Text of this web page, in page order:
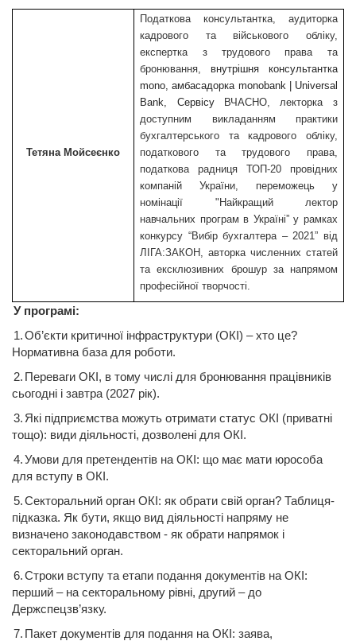
Тетяна Мойсеєнко
Податковаконсультантка, аудиторка
кадрового та військового обліку,
експертказ трудового права та
бронювання, внутрішня консультантка
mono,амбасадорка monobank| Universal
Bank, Сервісу ВЧАСНО,лекторказ
доступним
викладанням практики
бухгалтерського та кадрового обліку,
податкового та трудового права,
податкова
радниця ТОП-20 провідних
компаній
України, переможецьу
номінації " Найкращийлектор
навчальних програм в Україні” у рамках
конкурсу “Вибірбухгалтера – 2021” від
ЛІГА:ЗАКОН ,авторка численних статей
таексклюзивних брошурза напрямом
професійної творчості.
У програмі:
1. Об’єкти критичної інфраструктури (ОКІ) –хто це?
Нормативна база для роботи.
2. Переваги ОКІ, в тому числі для бронювання працівників
сьогодні і завтра (2027 рік).
3. Які підприємства можуть отримати статусОКІ (приватні
тощо): види діяльності, дозволені для ОКІ.
4. Умови для претендентів наОКІ: що має мати юрособа
для вступу в ОКІ.
5. Секторальний органОКІ: як обратисвій орган?Таблиця-
підказка. Як бути, якщо вид діяльності напряму не
визначено законодавством - як обрати напрямок і
секторальний орган.
6. Строки вступу таетапи подання документів наОКІ:
перший – на секторальному рівні, другий – до
Держспецзв’язку.
7. Пакет документів для подання наОКІ:заява,